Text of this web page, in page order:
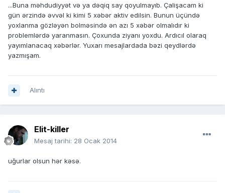
...Buna məhdudiyyət və ya dəqiq say qoyulmayıb. Çalişacam ki
gün ərzində əvvəl ki kimi 5 xəbər aktiv edilsin. Bunun üçündə
yoxlanma gözləyən bolməsində ən azı 5 xəbər olmalıdır ki
problemlərdə yaranmasın. Çoxunda ziyanı yoxdu. Ardıcıl olaraq
yayımlanacaq xəbərlər. Yuxarı mesajlardada bəzi qeydlərdə
yazmışam.
Alıntı
Elit-killer
Mesaj tarihi: 28 Ocak 2014
uğurlar olsun hər kəsə.